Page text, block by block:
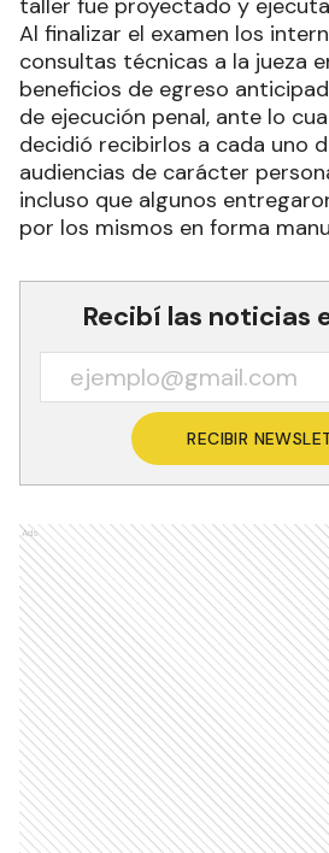
taller fue proyectado y
Al finalizar el examen los
consultas técnicas a la jueza
beneficios de egreso
de ejecución penal, ante lo
decidió recibirlos a cada uno
audiencias de carácter
incluso que algunos
por los mismos en forma
Recibí las noticias
RECIBIR
Ads